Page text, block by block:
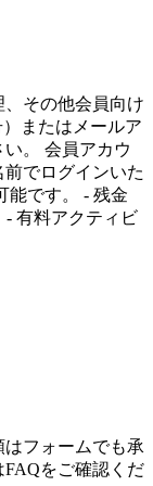
その他会員向け
またはメールア
。 会員アカウ
でログインいた
能です。 - 残金
有料アクティビ
フォームでも承
をご確認くだ